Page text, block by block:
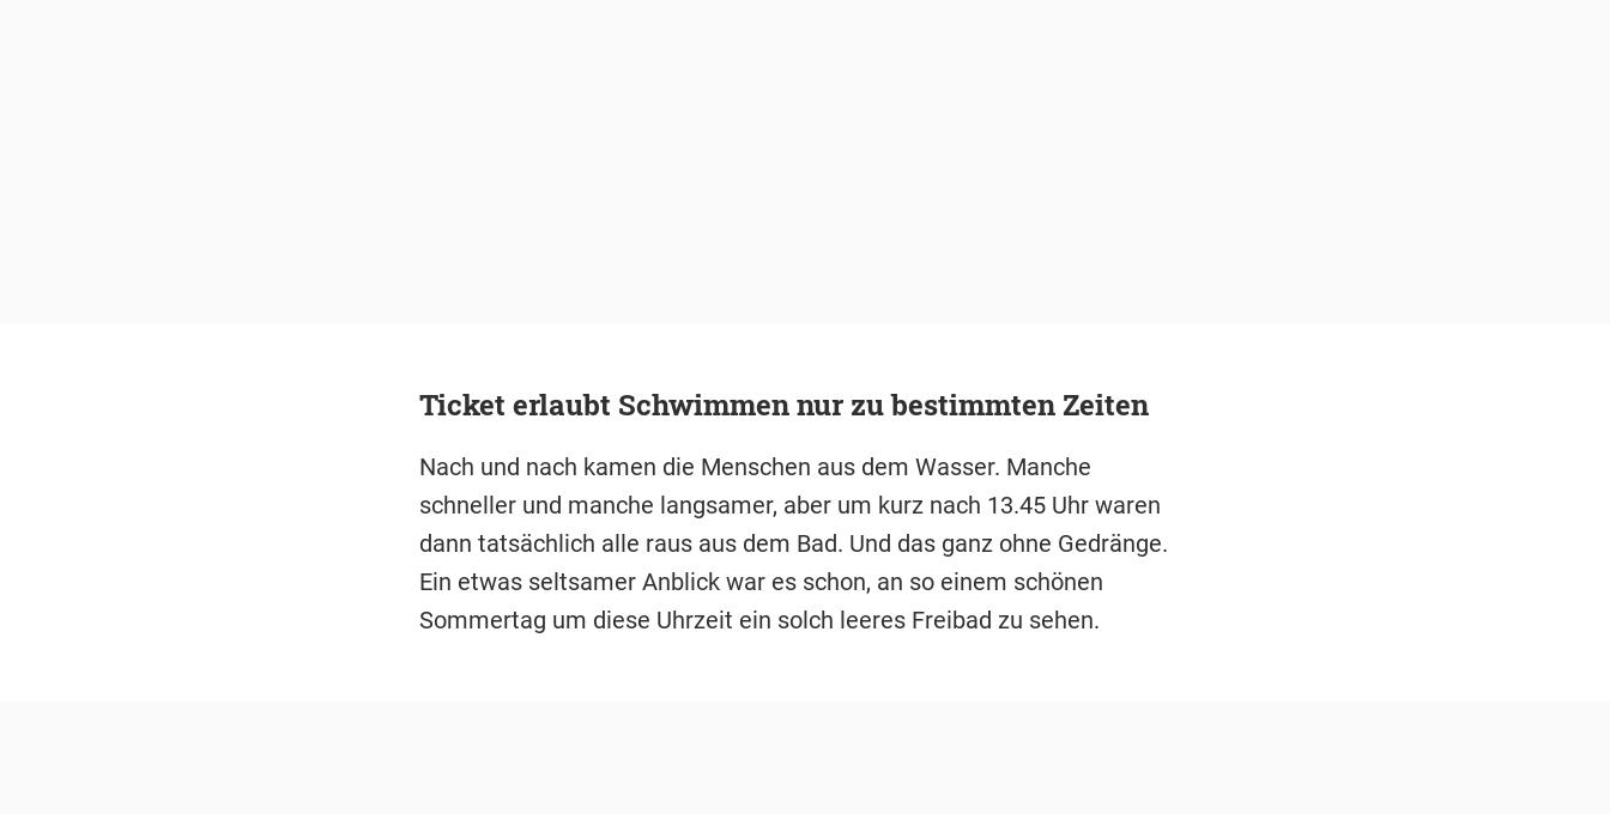
Ticket erlaubt Schwimmen nur zu bestimmten Zeiten
Nach und nach kamen die Menschen aus dem Wasser. Manche
schneller und manche langsamer, aber um kurz nach 13.45 Uhr waren
dann tatsächlich alle raus aus dem Bad. Und das ganz ohne Gedränge.
Ein etwas seltsamer Anblick war es schon, an so einem schönen
Sommertag um diese Uhrzeit ein solch leeres Freibad zu sehen.